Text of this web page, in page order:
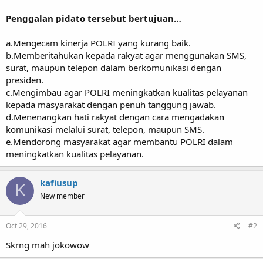
Penggalan pidato tersebut bertujuan…
a.Mengecam kinerja POLRI yang kurang baik.
b.Memberitahukan kepada rakyat agar menggunakan SMS,
surat, maupun telepon dalam berkomunikasi dengan
presiden.
c.Mengimbau agar POLRI meningkatkan kualitas pelayanan
kepada masyarakat dengan penuh tanggung jawab.
d.Menenangkan hati rakyat dengan cara mengadakan
komunikasi melalui surat, telepon, maupun SMS.
e.Mendorong masyarakat agar membantu POLRI dalam
meningkatkan kualitas pelayanan.
K kafiusup
New member
Oct 29, 2016 #2
Skrng mah jokowow